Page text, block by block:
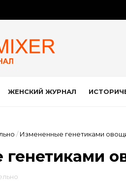
ЖЕНСКИЙ ЖУРНАЛ
/ Измененные генетиками